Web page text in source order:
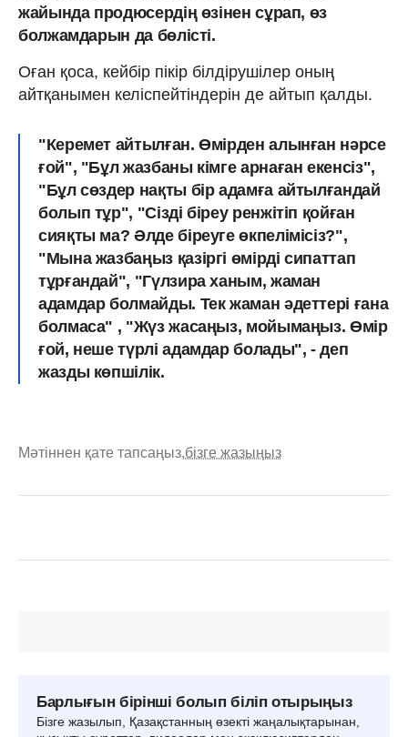
жайында продюсердің өзінен сұрап, өз
болжамдарын да бөлісті.
Оған қоса, кейбір пікір білдірушілер оның
айтқанымен келіспейтіндерін де айтып қалды.
"Керемет айтылған. Өмірден алынған нәрсе
ғой", "Бұл жазбаны кімге арнаған екенсіз",
"Бұл сөздер нақты бір адамға айтылғандай
болып тұр", "Сізді біреу ренжітіп қойған
сияқты ма? Әлде біреуге өкпелімісіз?",
"Мына жазбаңыз қазіргі өмірді сипаттап
тұрғандай", "Гүлзира ханым, жаман
адамдар болмайды. Тек жаман әдеттері ғана
болмаса" , "Жүз жасаңыз, мойымаңыз. Өмір
ғой, неше түрлі адамдар болады", - деп
жазды көпшілік.
Мәтіннен қате тапсаңыз,бізге жазыңыз
Барлығын бірінші болып біліп отырыңыз
Бізге жазылып, Қазақстанның өзекті жаңалықтарынан,